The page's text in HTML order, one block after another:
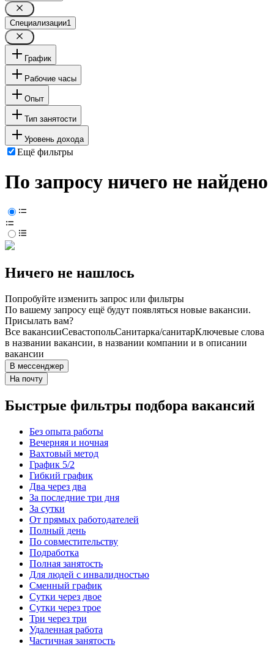
Специализации1
График
Рабочие часы
Опыт
Тип занятости
Уровень дохода
Ещё фильтры
По запросу ничего не найдено
Ничего не нашлось
Попробуйте изменить запрос или фильтры
По вашему запросу ещё будут появляться новые вакансии.
Присылать вам?
Все вакансииСевастопольСанитарка/санитарКлючевые слова
в названии вакансии, в названии компании и в описании
вакансии
В мессенджер
На почту
Быстрые фильтры подбора вакансий
Без опыта работы
Вечерняя и ночная
Вахтовый метод
График 5/2
Гибкий график
Два через два
За последние три дня
За сутки
От прямых работодателей
Полный день
По совместительству
Подработка
Полная занятость
Для людей с инвалидностью
Сменный график
Сутки через двое
Сутки через трое
Три через три
Удаленная работа
Частичная занятость